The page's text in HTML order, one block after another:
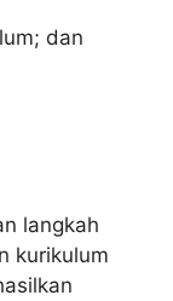
dan
langkah
kurikulum